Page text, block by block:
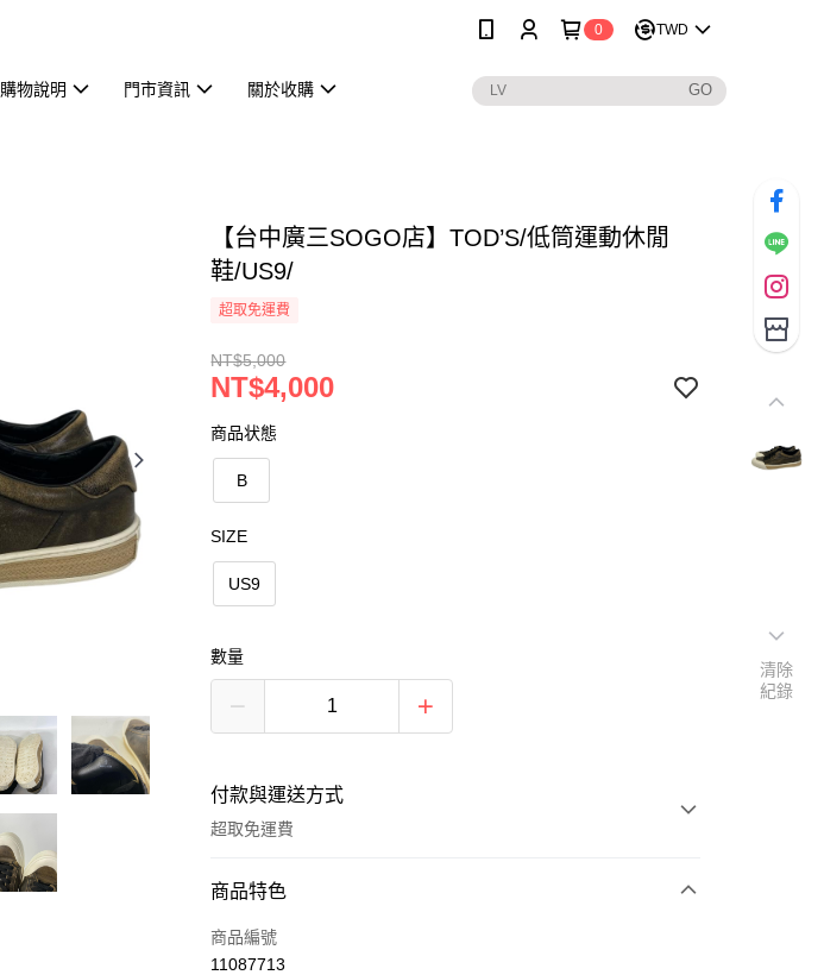
0 TWD
購物說明 門市資訊 關於收購
【台中廣三SOGO店】TOD’S/低筒運動休閒
鞋/US9/
超取免運費
NT$5,000
NT$4,000
商品状態
B
SIZE
US9
數量
付款與運送方式
超取免運費
付款方式
信用卡一次付款
商品特色
商品編號
11087713
清除
紀錄